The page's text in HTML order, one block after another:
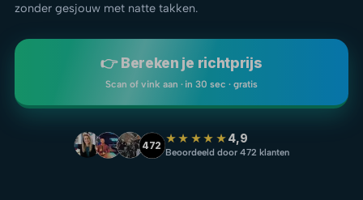
zonder gesjouw met natte takken.
👉 Bereken je richtprijs
Scan of vink aan · in 30 sec · gratis
472 ★★★★★4,9
Beoordeeld door 472 klanten